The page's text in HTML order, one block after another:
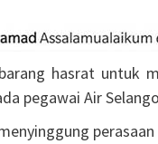
hasrat untuk
pegawai Air